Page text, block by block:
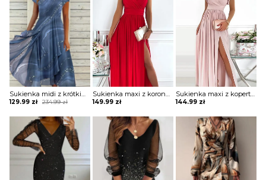
Sukienka midi z krótkim rękawem ze zwiewnego materiału
234.99zł
Original
was:
234.99 zł.
129.99 zł
Current
is:
129.99 zł.
Sukienka maxi z koronkowymi ramiączkami
149.99 zł
Sukienka maxi z kopertową górą z falbankami
144.99 zł